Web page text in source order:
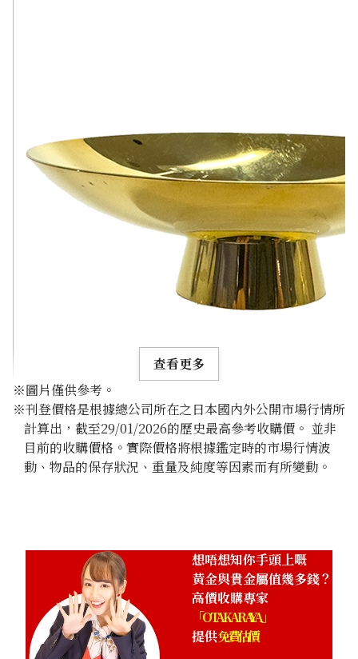
24K gold cup
查看更多
※圖片僅供參考。
※刊登價格是根據總公司所在之日本國內外公開市場行情所
計算出，截至29/01/2026的歷史最高參考收購價。 並非
目前的收購價格。實際價格將根據鑑定時的市場行情波
動、物品的保存狀況、重量及純度等因素而有所變動。
想唔想知你手頭上嘅
黃金與貴金屬值幾多錢？
高價收購專家
「OTAKARAYA」
提供免費估價